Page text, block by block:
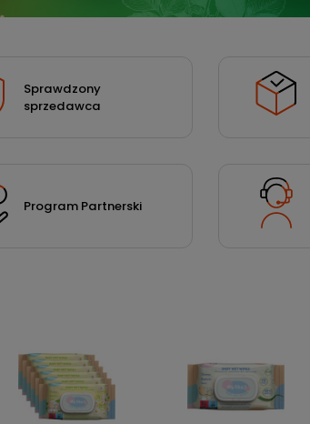
Sprawdzony
sprzedawca
Program Partnerski